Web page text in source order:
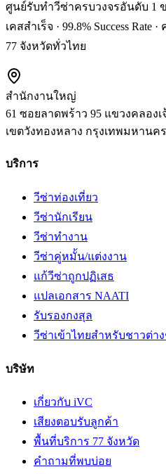
ศูนย์รับทำวีซ่าครบวงจรอันดับ 1 ข
เคสสำเร็จ · 99.8% Success
77 จังหวัดทั่วไทย
สำนักงานใหญ่
61 ซอยลาดพร้าว 95 แขวงคลอง
เขตวังทองหลาง กรุงเทพมหานคร
บริการ
วีซ่าท่องเที่ยว
วีซ่านักเรียน
วีซ่าทำงาน
วีซ่าคู่หมั้น/แต่งงาน
แก้วีซ่าถูกปฏิเสธ
แปลเอกสาร NAATI
รับรองกงสุล
วีซ่าเข้าไทยสำหรับชาวต่า
บริษัท
เกี่ยวกับ iVC
เสียงตอบรับลูกค้า
พื้นที่บริการ 77 จังหวัด
คำถามที่พบบ่อย